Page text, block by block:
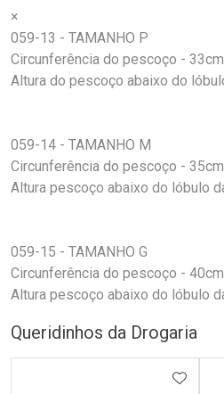
×
059-13 - TAMANHO P
Circunferência do pescoço -
Altura do pescoço abaixo do
059-14 - TAMANHO M
Circunferência do pescoço -
Altura pescoço abaixo do lóbulo
059-15 - TAMANHO G
Circunferência do pescoço -
Altura pescoço abaixo do lóbulo
Queridinhos da Drogaria